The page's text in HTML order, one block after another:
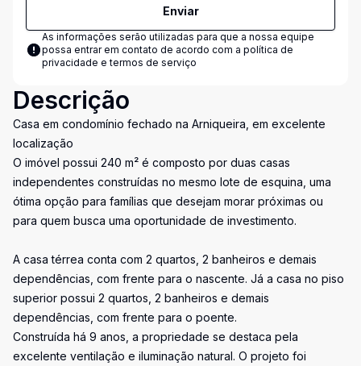
Enviar
As informações serão utilizadas para que a nossa equipe
possa entrar em contato de acordo com a política de
privacidade e termos de serviço
Descrição
Casa em condomínio fechado na Arniqueira, em excelente
localização
O imóvel possui 240 m² é composto por duas casas
independentes construídas no mesmo lote de esquina, uma
ótima opção para famílias que desejam morar próximas ou
para quem busca uma oportunidade de investimento.
A casa térrea conta com 2 quartos, 2 banheiros e demais
dependências, com frente para o nascente. Já a casa no piso
superior possui 2 quartos, 2 banheiros e demais
dependências, com frente para o poente.
Construída há 9 anos, a propriedade se destaca pela
excelente ventilação e iluminação natural. O projeto foi